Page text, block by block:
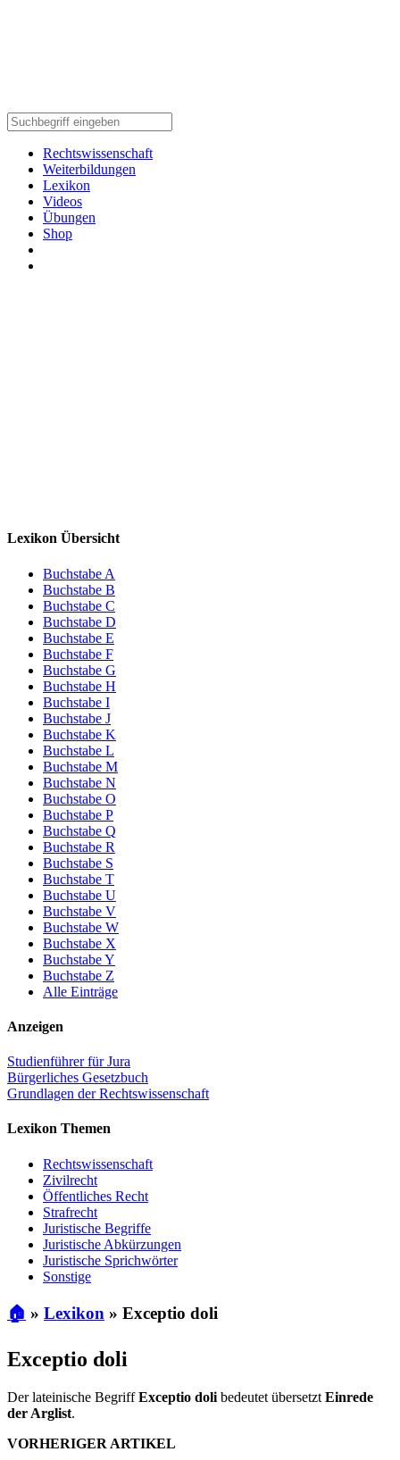
Rechtswissenschaft
Weiterbildungen
Lexikon
Videos
Übungen
Shop
Lexikon Übersicht
Buchstabe A
Buchstabe B
Buchstabe C
Buchstabe D
Buchstabe E
Buchstabe F
Buchstabe G
Buchstabe H
Buchstabe I
Buchstabe J
Buchstabe K
Buchstabe L
Buchstabe M
Buchstabe N
Buchstabe O
Buchstabe P
Buchstabe Q
Buchstabe R
Buchstabe S
Buchstabe T
Buchstabe U
Buchstabe V
Buchstabe W
Buchstabe X
Buchstabe Y
Buchstabe Z
Alle Einträge
Anzeigen
Studienführer für Jura
Bürgerliches Gesetzbuch
Grundlagen der Rechtswissenschaft
Lexikon Themen
Rechtswissenschaft
Zivilrecht
Öffentliches Recht
Strafrecht
Juristische Begriffe
Juristische Abkürzungen
Juristische Sprichwörter
Sonstige
🏠 » Lexikon » Exceptio doli
Exceptio doli
Der lateinische BegriffExceptio doli bedeutet übersetzt Einrede
der Arglist.
VORHERIGER ARTIKEL